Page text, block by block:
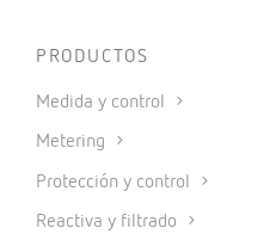
PRODUCTOS
Medida y control
Metering
Protección y control
Reactiva y filtrado